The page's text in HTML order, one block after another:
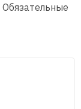
Обязательные